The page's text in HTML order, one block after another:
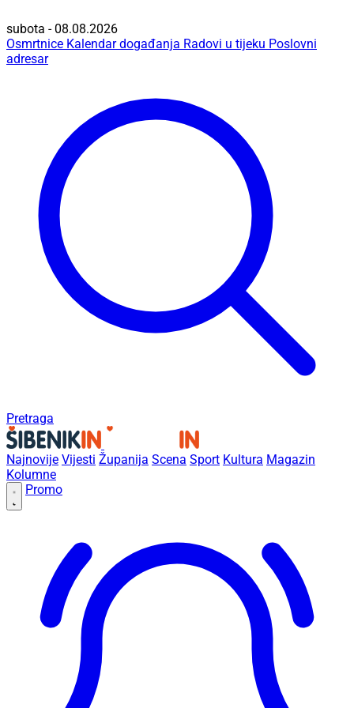
subota - 08.08.2026
Osmrtnice Kalendar događanja Radovi u tijeku Poslovni
adresar
Pretraga
Najnovije Vijesti Županija Scena Sport Kultura Magazin
Kolumne
Promo